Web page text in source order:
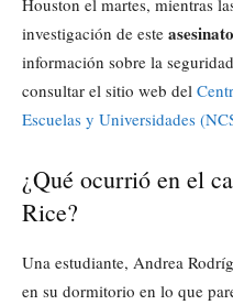
investigación de este
información sobre la
consultar el sitio web del
Escuelas y Universidades
¿Qué ocurrió en el
Rice?
Una estudiante, Andrea
en su dormitorio en lo que